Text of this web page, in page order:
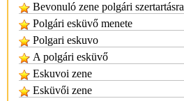
Bevonuló zene polgári szertartásra
Polgári esküvő menete
Polgari eskuvo
A polgári esküvő
Eskuvoi zene
Esküvői zene